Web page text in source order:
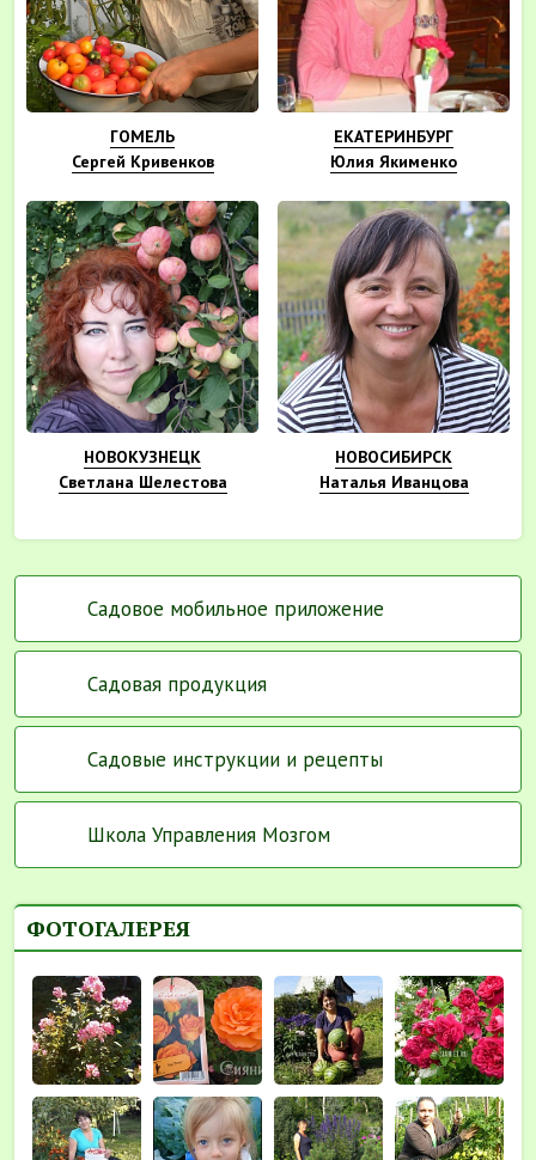
ГОМЕЛЬ
Сергей Кривенков
ЕКАТЕРИНБУРГ
Юлия Якименко
НОВОКУЗНЕЦК
Светлана Шелестова
НОВОСИБИРСК
Наталья Иванцова
Садовое мобильное приложение
Садовая продукция
Садовые инструкции и рецепты
Школа Управления Мозгом
ФОТОГАЛЕРЕЯ